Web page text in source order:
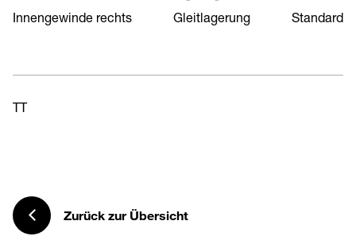
Innengewinde rechts Gleitlagerung Standard
TT
Zurück zur Übersicht